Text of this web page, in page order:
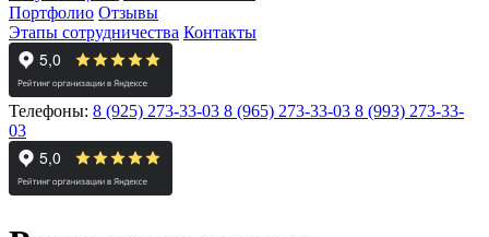
Портфолио Отзывы
Этапы сотрудничества Контакты
Телефоны: 8 (925) 273-33-03 8 (965) 273-33-03 8 (993) 273-33-
03